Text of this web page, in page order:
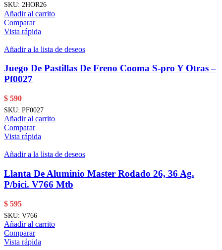
SKU: 2HOR26
Añadir al carrito
Comparar
Vista rápida
Añadir a la lista de deseos
Juego De Pastillas De Freno Cooma S-pro Y Otras –
Pf0027
$ 590
SKU: PF0027
Añadir al carrito
Comparar
Vista rápida
Añadir a la lista de deseos
Llanta De Aluminio Master Rodado 26, 36 Ag.
P/bici. V766 Mtb
$ 595
SKU: V766
Añadir al carrito
Comparar
Vista rápida